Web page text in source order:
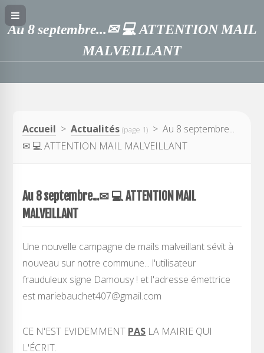
Au 8 septembre...✉︎ 💻 ATTENTION MAIL
MALVEILLANT
Accueil >Actualités (page 1) > Au 8 septembre...
✉︎ 💻 ATTENTION MAIL MALVEILLANT
Au 8 septembre...✉︎ 💻 ATTENTION MAIL
MALVEILLANT
Une nouvelle campagne de mails malveillant sévit à
nouveau sur notre commune... l'utilisateur
frauduleux signe Damousy ! et l'adresse émettrice
est mariebauchet407@gmail.com
CE N'EST EVIDEMMENT PAS LA MAIRIE QUI
L'ÉCRIT.